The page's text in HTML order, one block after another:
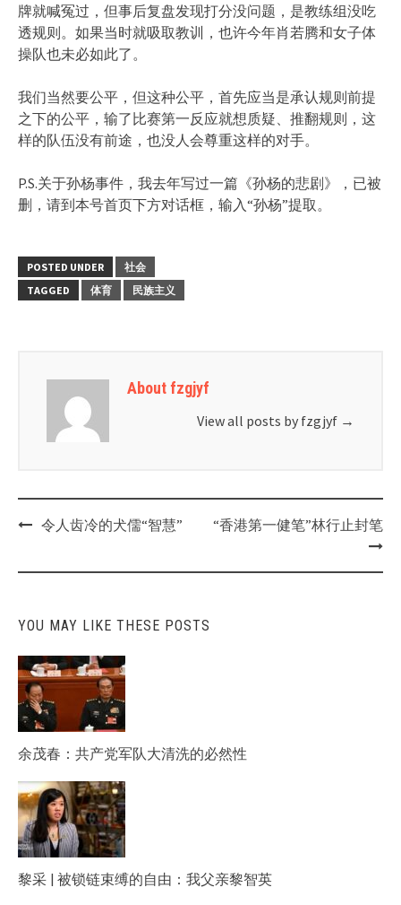
牌就喊冤过，但事后复盘发现打分没问题，是教练组没吃
透规则。如果当时就吸取教训，也许今年肖若腾和女子体
操队也未必如此了。
我们当然要公平，但这种公平，首先应当是承认规则前提
之下的公平，输了比赛第一反应就想质疑、推翻规则，这
样的队伍没有前途，也没人会尊重这样的对手。
P.S.关于孙杨事件，我去年写过一篇《孙杨的悲剧》，已被
删，请到本号首页下方对话框，输入“孙杨”提取。
POSTED UNDER
社会
TAGGED
体育 民族主义
About fzgjyf
View all posts by fzgjyf →
Post令人齿冷的犬儒“智慧” “香港第一健笔”林行止封笔
YOU MAY LIKE THESE POSTS
余茂春：共产党军队大清洗的必然性
黎采 | 被锁链束缚的自由：我父亲黎智英